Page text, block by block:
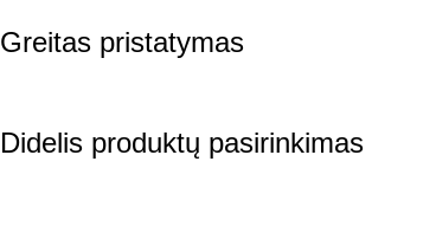
Greitas pristatymas
Didelis produktų pasirinkimas